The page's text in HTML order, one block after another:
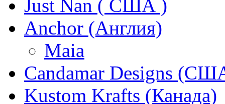
Just Nan ( США )
Anchor (Англия)
Maia
Candamar Designs
Kustom Krafts (Канада)